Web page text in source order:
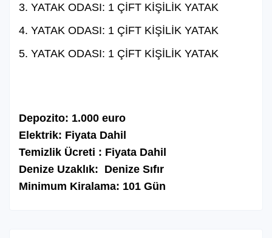
3. YATAK ODASI: 1 ÇİFT KİŞİLİK YATAK
4. YATAK ODASI: 1 ÇİFT KİŞİLİK YATAK
5. YATAK ODASI: 1 ÇİFT KİŞİLİK YATAK
Depozito: 1.000 euro
Elektrik: Fiyata Dahil
Temizlik Ücreti : Fiyata Dahil
Denize Uzaklık: Denize Sıfır
Minimum Kiralama: 101 Gün